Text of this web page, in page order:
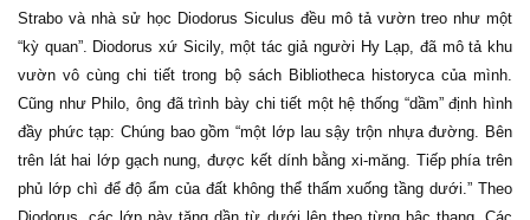
Strabo và nhà sử học Diodorus Siculus đều mô tả vườn treo như một
“kỳ quan”. Diodorus xứ Sicily, một tác giả người Hy Lạp, đã mô tả khu
vườn vô cùng chi tiết trong bộ sách Bibliotheca historyca của mình.
Cũng như Philo, ông đã trình bày chi tiết một hệ thống “dầm” định hình
đầy phức tạp: Chúng bao gồm “một lớp lau sậy trộn nhựa đường. Bên
trên lát hai lớp gạch nung, được kết dính bằng xi-măng. Tiếp phía trên
phủ lớp chì để độ ẩm của đất không thể thấm xuống tầng dưới.” Theo